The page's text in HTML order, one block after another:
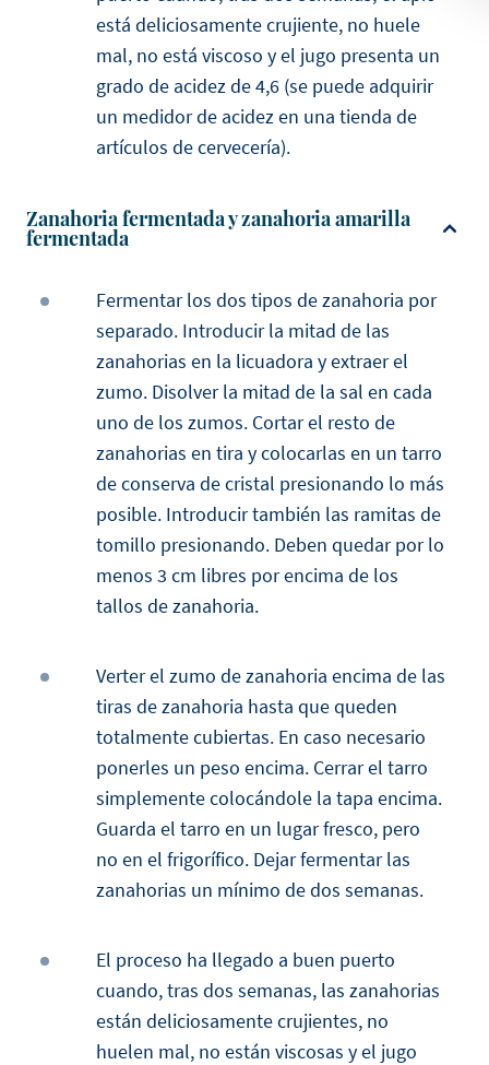
está deliciosamente crujiente, no huele
mal, no está viscoso y el jugo presenta un
grado de acidez de 4,6 (se puede adquirir
un medidor de acidez en una tienda de
artículos de cervecería).
Zanahoria fermentada y zanahoria amarilla
fermentada
Fermentar los dos tipos de zanahoria por
separado. Introducir la mitad de las
zanahorias en la licuadora y extraer el
zumo. Disolver la mitad de la sal en cada
uno de los zumos. Cortar el resto de
zanahorias en tira y colocarlas en un tarro
de conserva de cristal presionando lo más
posible. Introducir también las ramitas de
tomillo presionando. Deben quedar por lo
menos 3 cm libres por encima de los
tallos de zanahoria.
Verter el zumo de zanahoria encima de las
tiras de zanahoria hasta que queden
totalmente cubiertas. En caso necesario
ponerles un peso encima. Cerrar el tarro
simplemente colocándole la tapa encima.
Guarda el tarro en un lugar fresco, pero
no en el frigorífico. Dejar fermentar las
zanahorias un mínimo de dos semanas.
El proceso ha llegado a buen puerto
cuando, tras dos semanas, las zanahorias
están deliciosamente crujientes, no
huelen mal, no están viscosas y el jugo